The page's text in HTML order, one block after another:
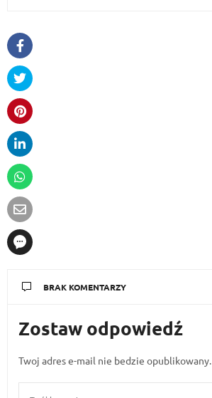
BRAK KOMENTARZY
Zostaw odpowiedź
Twoj adres e-mail nie bedzie opublikowany.